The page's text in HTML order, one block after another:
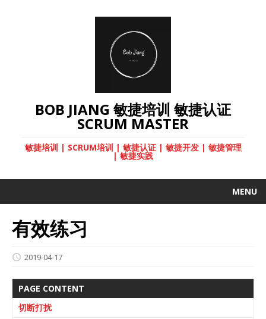
BOB JIANG 敏捷培训 敏捷认证
SCRUM MASTER
敏捷培训 | SCRUM培训 | 敏捷认证 | 敏捷开发 | 敏捷管理
| 敏捷实践
MENU
有效练习
2019-04-17
PAGE CONTENT
切断打扰